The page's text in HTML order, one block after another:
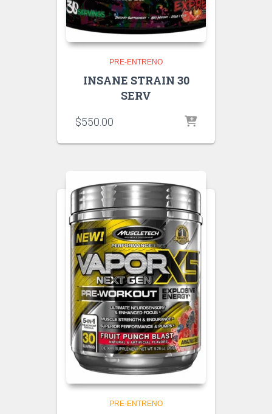
PRE-ENTRENO
INSANE STRAIN 30
SERV
$550.00
PRE-ENTRENO